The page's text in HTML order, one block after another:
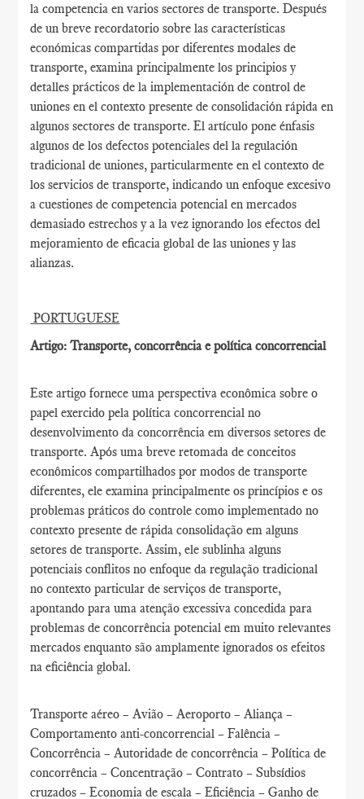
la competencia en varios sectores de transporte. Después
de un breve recordatorio sobre las características
económicas compartidas por diferentes modales de
transporte, examina principalmente los principios y
detalles prácticos de la implementación de control de
uniones en el contexto presente de consolidación rápida en
algunos sectores de transporte. El artículo pone énfasis
algunos de los defectos potenciales del la regulación
tradicional de uniones, particularmente en el contexto de
los servicios de transporte, indicando un enfoque excesivo
a cuestiones de competencia potencial en mercados
demasiado estrechos y a la vez ignorando los efectos del
mejoramiento de eficacia global de las uniones y las
alianzas.
PORTUGUESE
Artigo: Transporte, concorrência e política concorrencial
Este artigo fornece uma perspectiva econômica sobre o
papel exercido pela política concorrencial no
desenvolvimento da concorrência em diversos setores de
transporte. Após uma breve retomada de conceitos
econômicos compartilhados por modos de transporte
diferentes, ele examina principalmente os princípios e os
problemas práticos do controle como implementado no
contexto presente de rápida consolidação em alguns
setores de transporte. Assim, ele sublinha alguns
potenciais conflitos no enfoque da regulação tradicional
no contexto particular de serviços de transporte,
apontando para uma atenção excessiva concedida para
problemas de concorrência potencial em muito relevantes
mercados enquanto são amplamente ignorados os efeitos
na eficiência global.
Transporte aéreo – Avião – Aeroporto – Aliança –
Comportamento anti-concorrencial – Falência –
Concorrência – Autoridade de concorrência – Política de
concorrência – Concentração – Contrato – Subsídios
cruzados – Economia de escala – Eficiência – Ganho de